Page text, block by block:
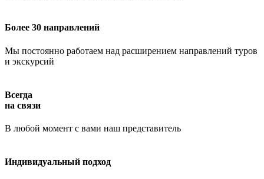
Более 30 направлений
Мы постоянно работаем над расширением направлений туров
и экскурсий
Всегда
на связи
В любой момент с вами наш представитель
Индивидуальный подход